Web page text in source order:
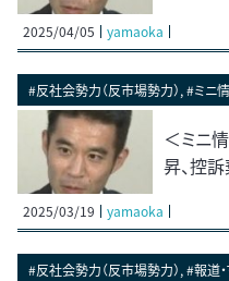
2025/04/05 yamaoka
#反社会勢力（反市場勢力）, #ミニ
＜ミニ
昇、控
2025/03/19 yamaoka
#反社会勢力（反市場勢力）, #報道